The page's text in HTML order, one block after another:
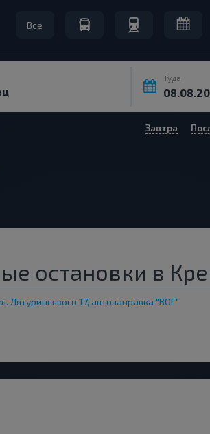
Все
Туда
Завтра
остановки в
Лятуринського 17, автозаправка "ВОГ"